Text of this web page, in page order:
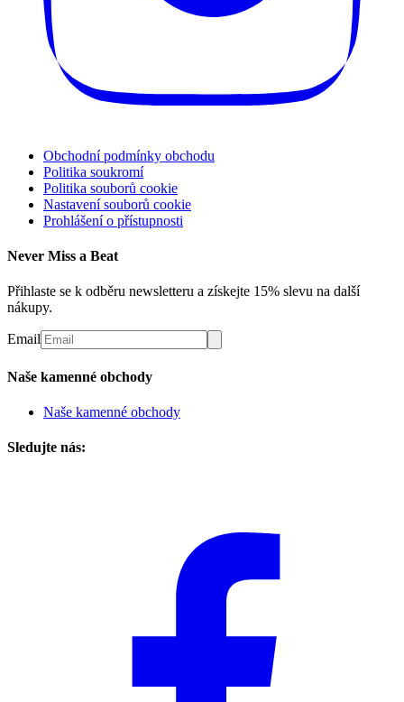
Obchodní podmínky obchodu
Politika soukromí
Politika souborů cookie
Nastavení souborů cookie
Prohlášení o přístupnosti
Never Miss a Beat
Přihlaste se k odběru newsletteru a získejte 15% slevu na další
nákupy.
Email
Naše kamenné obchody
Naše kamenné obchody
Sledujte nás: